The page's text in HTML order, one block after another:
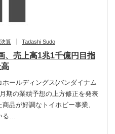
算 Tadashi Sudo
、売上高1兆1千億円目指
ールディングス(バンダイナム
期の業績予想の上方修正を発表
品が好調なトイホビー事業、
る…